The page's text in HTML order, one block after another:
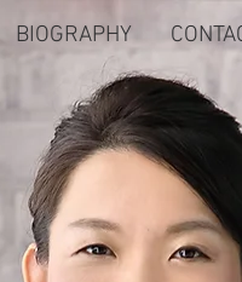
BIOGRAPHY